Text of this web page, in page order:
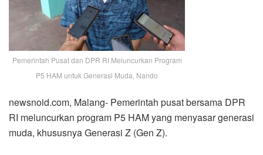
Pemerintah Pusat dan DPR RI Meluncurkan Program
P5 HAM untuk Generasi Muda, Nando
newsnoid.com, Malang- Pemerintah pusat bersama DPR
RI meluncurkan program P5 HAM yang menyasar generasi
muda, khususnya Generasi Z (Gen Z).